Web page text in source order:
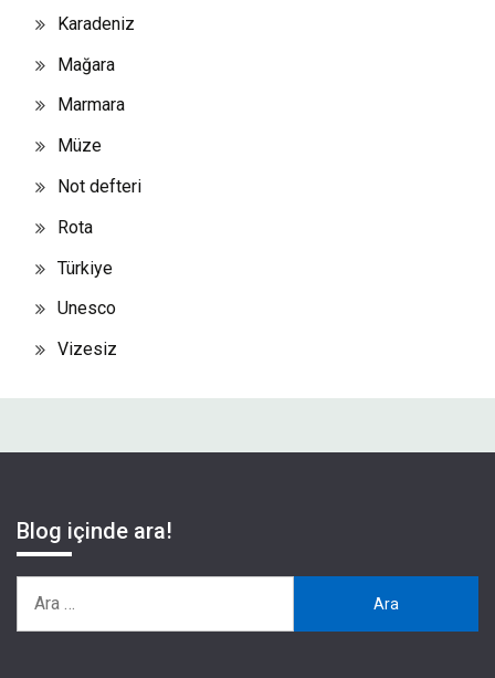
Karadeniz
Mağara
Marmara
Müze
Not defteri
Rota
Türkiye
Unesco
Vizesiz
Blog içinde ara!